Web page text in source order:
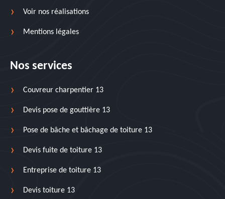
Voir nos réalisations
Mentions légales
Nos services
Couvreur charpentier 13
Devis pose de gouttière 13
Pose de bâche et bâchage de toiture 13
Devis fuite de toiture 13
Entreprise de toiture 13
Devis toiture 13